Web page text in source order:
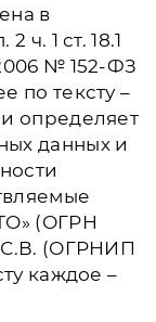
в
ч. 1 ст. 18.1
№ 152-ФЗ
по тексту –
определяет
данных и
(ОГРН
С.В. (ОГРНИП
каждое –